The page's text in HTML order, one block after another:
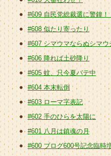
#609 自民党総裁選に警鐘
#608 似たり寄ったり
#607 シマウマならぬシマウ
#606 降れば土砂降り
#605 蚊、只今夏バテ中
#604 本末転倒
#603 ローマ字表記
#602 手のひらを太陽に
#601 八月は鎮魂の月
#600 ブログ600号記念臨時